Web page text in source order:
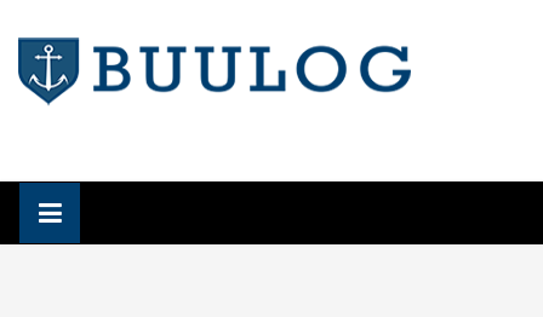
content